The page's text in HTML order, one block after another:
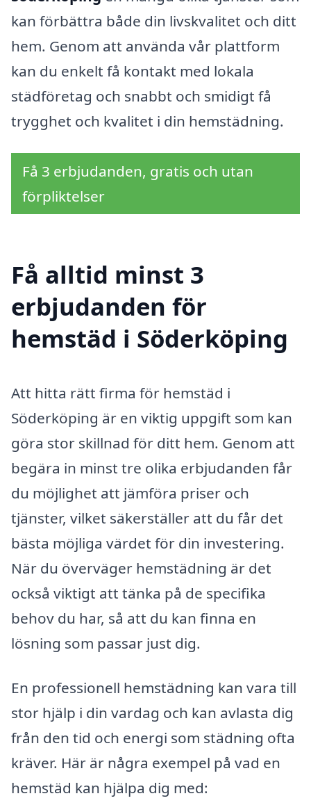
kan förbättra både din livskvalitet och ditt
hem. Genom att använda vår plattform
kan du enkelt få kontakt med lokala
städföretag och snabbt och smidigt få
trygghet och kvalitet i din hemstädning.
Få 3 erbjudanden, gratis och utan
förpliktelser
Få alltid minst 3
erbjudanden för
hemstäd i Söderköping
Att hitta rätt firma för hemstäd i
Söderköping är en viktig uppgift som kan
göra stor skillnad för ditt hem. Genom att
begära in minst tre olika erbjudanden får
du möjlighet att jämföra priser och
tjänster, vilket säkerställer att du får det
bästa möjliga värdet för din investering.
När du överväger hemstädning är det
också viktigt att tänka på de specifika
behov du har, så att du kan finna en
lösning som passar just dig.
En professionell hemstädning kan vara till
stor hjälp i din vardag och kan avlasta dig
från den tid och energi som städning ofta
kräver. Här är några exempel på vad en
hemstäd kan hjälpa dig med: